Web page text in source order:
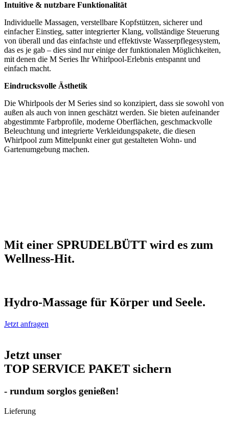
Intuitive & nutzbare Funktionalität
Individuelle Massagen, verstellbare Kopfstützen, sicherer und
einfacher Einstieg, satter integrierter Klang, vollständige Steuerung
von überall und das einfachste und effektivste Wasserpflegesystem,
das es je gab – dies sind nur einige der funktionalen Möglichkeiten,
mit denen die M Series Ihr Whirlpool-Erlebnis entspannt und
einfach macht.
Eindrucksvolle Ästhetik
Die Whirlpools der M Series sind so konzipiert, dass sie sowohl von
außen als auch von innen geschätzt werden. Sie bieten aufeinander
abgestimmte Farbprofile, moderne Oberflächen, geschmackvolle
Beleuchtung und integrierte Verkleidungspakete, die diesen
Whirlpool zum Mittelpunkt einer gut gestalteten Wohn- und
Gartenumgebung machen.
Mit einer SPRUDELBÜTT wird es zum
Wellness-Hit.
Hydro-Massage für Körper und Seele.
Jetzt anfragen
Jetzt unser
TOP SERVICE PAKET sichern
- rundum sorglos genießen!
Lieferung